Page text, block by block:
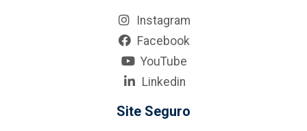
Instagram
Facebook
YouTube
Linkedin
Site Seguro